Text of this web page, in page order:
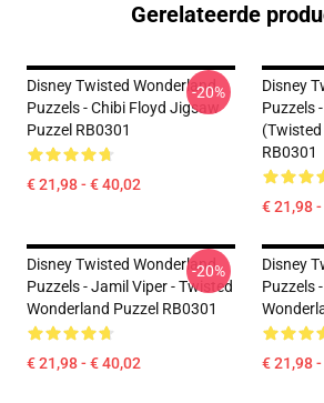
Gerelateerde
Disney Twisted Wonderland
Puzzels - Chibi Floyd Jigsaw
Puzzel RB0301
€ 21,98 - € 40,02
-20%
Disney
Puzzels
(Twisted
RB0301
€ 21,98
Disney Twisted Wonderland
Puzzels - Jamil Viper - Twisted
Wonderland Puzzel RB0301
€ 21,98 - € 40,02
-20%
Disney
Puzzels
€ 21,98